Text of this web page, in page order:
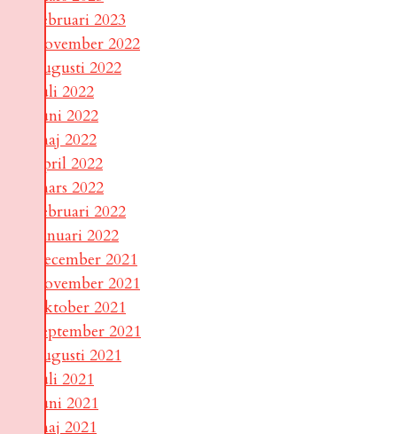
februari 2023
november 2022
augusti 2022
juli 2022
juni 2022
maj 2022
april 2022
mars 2022
februari 2022
januari 2022
december 2021
november 2021
oktober 2021
september 2021
augusti 2021
juli 2021
juni 2021
maj 2021